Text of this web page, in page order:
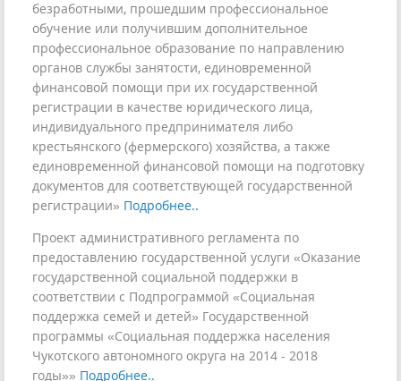
безработными, прошедшим профессиональное
обучение или получившим дополнительное
профессиональное образование по направлению
органов службы занятости, единовременной
финансовой помощи при их государственной
регистрации в качестве юридического лица,
индивидуального предпринимателя либо
крестьянского (фермерского) хозяйства, а также
единовременной финансовой помощи на подготовку
документов для соответствующей государственной
регистрации» Подробнее..
Проект административного регламента по
предоставлению государственной услуги «Оказание
государственной социальной поддержки в
соответствии с Подпрограммой «Социальная
поддержка семей и детей» Государственной
программы «Социальная поддержка населения
Чукотского автономного округа на 2014 - 2018
годы»» Подробнее..